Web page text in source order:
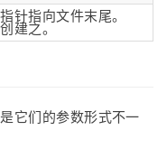
针指向文件末尾。
建之。
它们的参数形式不一